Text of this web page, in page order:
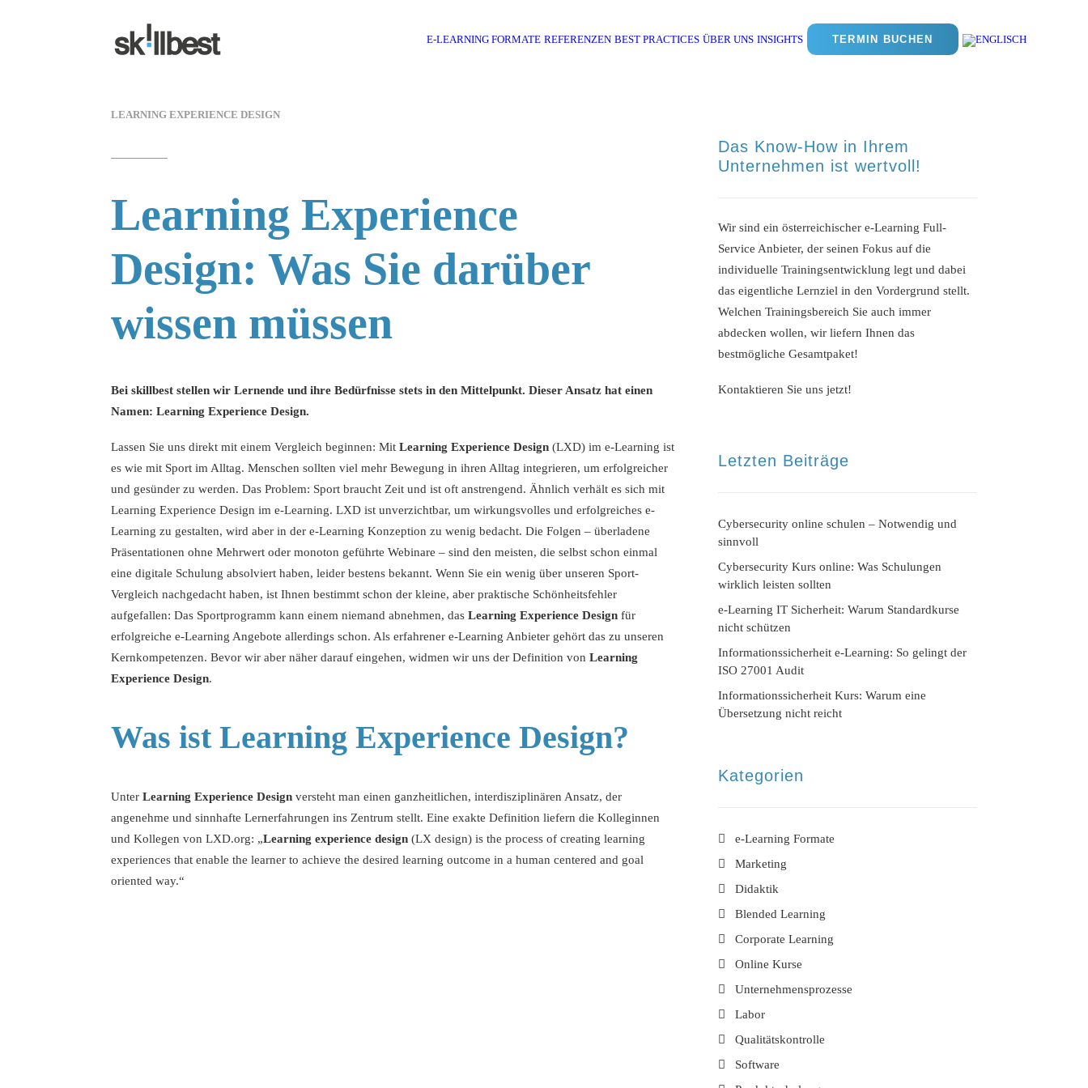
E-LEARNING FORMATE REFERENZEN BEST PRACTICES ÜBER UNS INSIGHTS TERMIN BUCHEN
Home Digitales Lernen Learning Experience Design – Was Sie darüber wissen müssen
LEARNING EXPERIENCE DESIGN
Learning Experience
Design: Was Sie darüber
wissen müssen
Bei skillbest stellen wir Lernende und ihre Bedürfnisse stets in den Mittelpunkt. Dieser Ansatz hat einen
Namen: Learning Experience Design.
Lassen Sie uns direkt mit einem Vergleich beginnen: Mit Learning Experience Design (LXD) im e-Learning ist
es wie mit Sport im Alltag. Menschen sollten viel mehr Bewegung in ihren Alltag integrieren, um erfolgreicher
und gesünder zu werden. Das Problem: Sport braucht Zeit und ist oft anstrengend. Ähnlich verhält es sich mit
Learning Experience Design im e-Learning. LXD ist unverzichtbar, um wirkungsvolles und erfolgreiches e-
Learning zu gestalten, wird aber in der e-Learning Konzeption zu wenig bedacht. Die Folgen – überladene
Präsentationen ohne Mehrwert oder monoton geführte Webinare – sind den meisten, die selbst schon einmal
eine digitale Schulung absolviert haben, leider bestens bekannt. Wenn Sie ein wenig über unseren Sport-
Vergleich nachgedacht haben, ist Ihnen bestimmt schon der kleine, aber praktische Schönheitsfehler
aufgefallen: Das Sportprogramm kann einem niemand abnehmen, das Learning Experience Design für
erfolgreiche e-Learning Angebote allerdings schon. Als erfahrener e-Learning Anbieter gehört das zu unseren
Kernkompetenzen. Bevor wir aber näher darauf eingehen, widmen wir uns der Definition von Learning
Experience Design.
Was ist Learning Experience Design?
Unter Learning Experience Design versteht man einen ganzheitlichen, interdisziplinären Ansatz, der
angenehme und sinnhafte Lernerfahrungen ins Zentrum stellt. Eine exakte Definition liefern die Kolleginnen
und Kollegen von LXD.org: „Learning experience design (LX design) is the process of creating learning
experiences that enable the learner to achieve the desired learning outcome in a human centered and goal
oriented way.“
Das Know-How in Ihrem
Unternehmen ist wertvoll!
Wir sind ein österreichischer e-Learning Full-
Service Anbieter, der seinen Fokus auf die
individuelle Trainingsentwicklung legt und dabei
das eigentliche Lernziel in den Vordergrund stellt.
Welchen Trainingsbereich Sie auch immer
abdecken wollen, wir liefern Ihnen das
bestmögliche Gesamtpaket!
Kontaktieren Sie uns jetzt!
Letzten Beiträge
Cybersecurity online schulen – Notwendig und
sinnvoll
Cybersecurity Kurs online: Was Schulungen
wirklich leisten sollten
e-Learning IT Sicherheit: Warum Standardkurse
nicht schützen
Informationssicherheit e-Learning: So gelingt der
ISO 27001 Audit
Informationssicherheit Kurs: Warum eine
Übersetzung nicht reicht
Kategorien
e-Learning Formate
Marketing
Didaktik
Blended Learning
Corporate Learning
Online Kurse
Unternehmensprozesse
Labor
Qualitätskontrolle
Software